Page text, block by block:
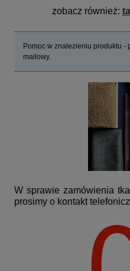
zobacz również:
Pomoc w znalezieniu produktu -
mailowy.
W sprawie zamówienia
prosimy o kontakt